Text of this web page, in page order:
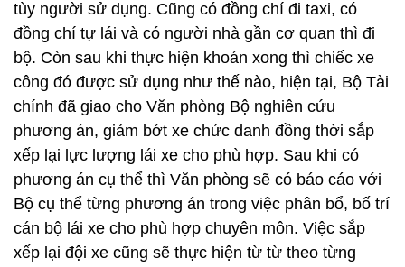
tùy người sử dụng. Cũng có đồng chí đi taxi, có
đồng chí tự lái và có người nhà gần cơ quan thì đi
bộ. Còn sau khi thực hiện khoán xong thì chiếc xe
công đó được sử dụng như thế nào, hiện tại, Bộ Tài
chính đã giao cho Văn phòng Bộ nghiên cứu
phương án, giảm bớt xe chức danh đồng thời sắp
xếp lại lực lượng lái xe cho phù hợp. Sau khi có
phương án cụ thể thì Văn phòng sẽ có báo cáo với
Bộ cụ thể từng phương án trong việc phân bổ, bố trí
cán bộ lái xe cho phù hợp chuyên môn. Việc sắp
xếp lại đội xe cũng sẽ thực hiện từ từ theo từng